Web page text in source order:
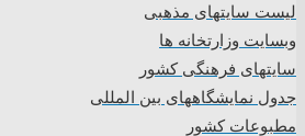
لیست سایتهای مذهبی
وبسایت وزارتخانه ها
سایتهای فرهنگی کشور
جدول نمایشگاههای بین المللی
مطبوعات کشور